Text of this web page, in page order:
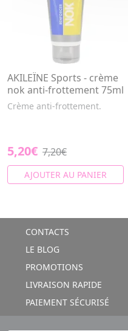
AKILEÏNE Sports - crème
nok anti-frottement 75ml
Crème anti-frottement.
5,20€ 7,20€
AJOUTER AU PANIER
CONTACTS
LE BLOG
PROMOTIONS
LIVRAISON RAPIDE
PAIEMENT SÉCURISÉ